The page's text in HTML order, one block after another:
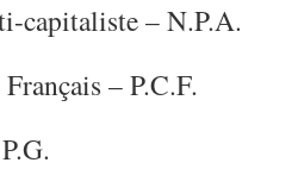
capitaliste – N.P.A.
– P.C.F.